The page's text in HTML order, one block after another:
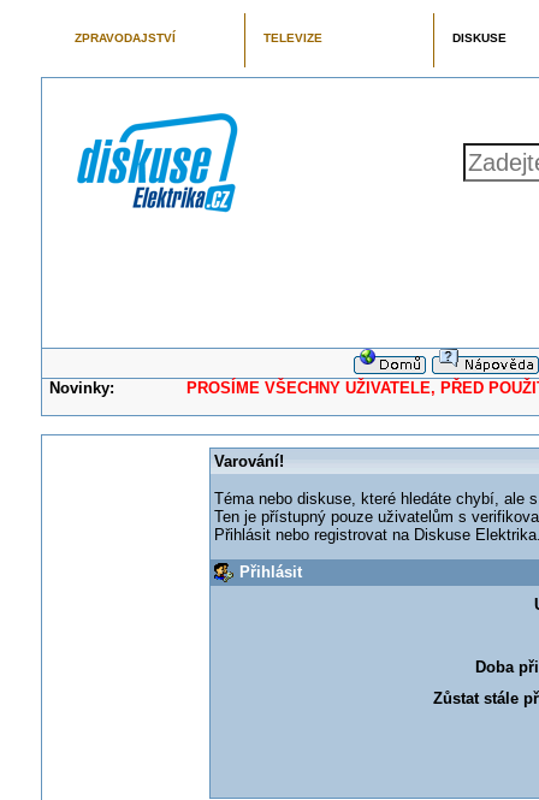
ZPRAVODAJSTVÍ TELEVIZE DISKUSE
Novinky: PROSÍME VŠECHNY UŽIVATELE, PŘED
Varování!
Téma nebo diskuse, které hledáte chybí, ale
Ten je přístupný pouze uživatelům s
Přihlásit nebo registrovat na Diskuse
Přihlásit
Doba
Zůstat stále